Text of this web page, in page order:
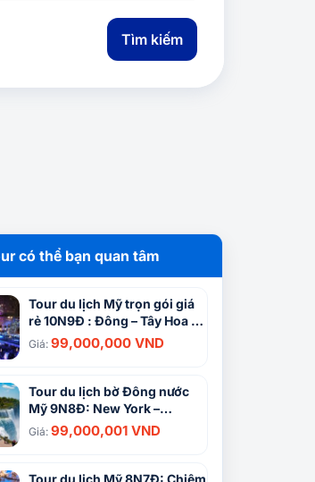
Tìm kiếm
có thể bạn quan tâm
Tour du lịch Mỹ trọn gói giá
rẻ 10N9Đ : Đông – Tây Hoa Kỳ
dịp Giáng Sinh
Giá: 99,000,000 VND
Tour du lịch bờ Đông nước
Mỹ 9N8Đ: New York –
Washington – Boston
Giá: 99,000,001 VND
Tour du lịch Mỹ 8N7Đ: Chiêm